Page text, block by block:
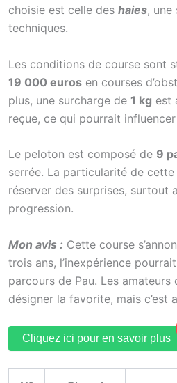
choisie est celle des haies, une
techniques.
Les conditions de course sont
19 000 euros en courses
plus, une surcharge de 1 kg est
reçue, ce qui pourrait
Le peloton est composé de 9
serrée. La particularité de
réserver des surprises, surtout
progression.
Mon avis : Cette course
trois ans, l’inexpérience
parcours de Pau. Les
désigner la favorite, mais c’est
Cliquez ici pour en savoir plus